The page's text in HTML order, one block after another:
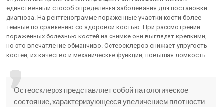
единственный способ определения заболевания для постановки
диагноза. На рентгенограмме пораженные участки кости более
темные по сравнению со здоровой костью. При рассмотрении
пораженных болезнью костей на снимке они выглядят крепкими,
но это впечатление обманчиво. Остеосклероз снижает упругость
костей, их качество и механические функции, повышая ломкость.
Остеосклероз представляет собой патологическое
состояние, характеризующееся увеличением плотности